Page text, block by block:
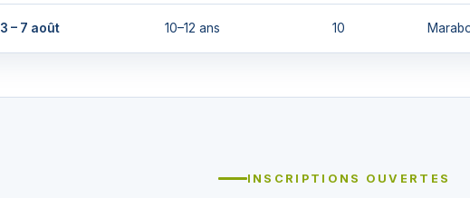
3 – 7 août 10–12 ans 10
INSCRIPTIONS OUVERTES